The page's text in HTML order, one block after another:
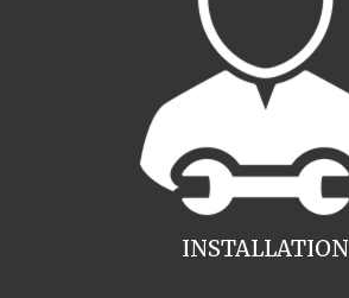
INSTALLATION